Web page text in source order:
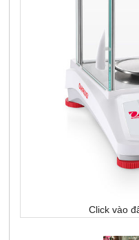
Click vào